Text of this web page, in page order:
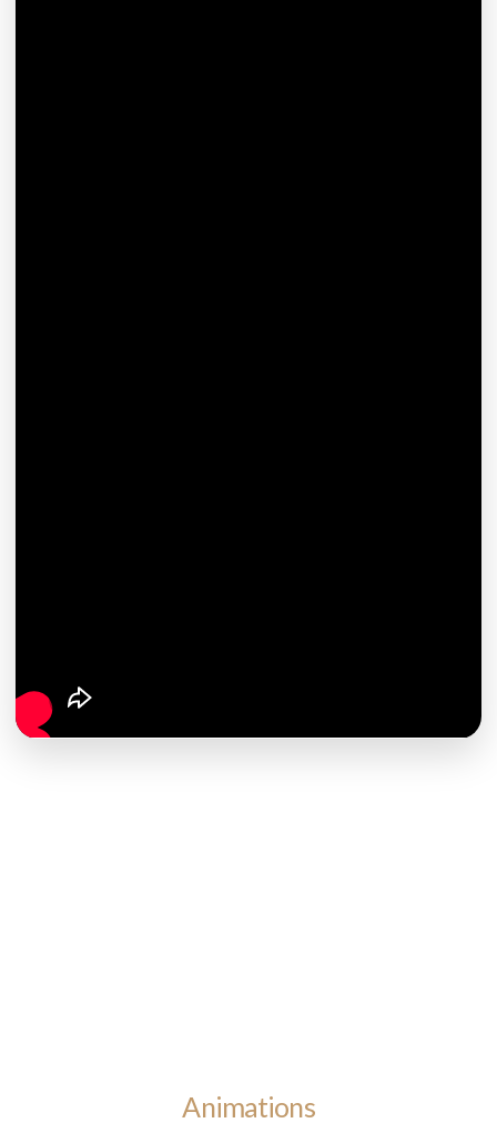
Animations